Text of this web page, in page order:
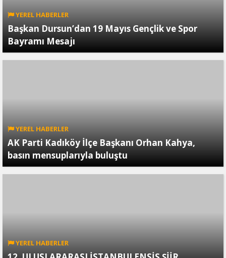
YEREL HABERLER
Başkan Dursun’dan 19 Mayıs Gençlik ve Spor
Bayramı Mesajı
YEREL HABERLER
AK Parti Kadıköy İlçe Başkanı Orhan Kahya,
basın mensuplarıyla buluştu
YEREL HABERLER